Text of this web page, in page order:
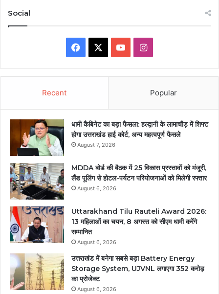
Social
Facebook YouTubeInstagram
Recent Popular
धामी कैबिनेट का बड़ा फैसला: हल्द्वानी के लामाचौड़ में शिफ्ट
होगा उत्तराखंड हाई कोर्ट, अन्य महत्वपूर्ण फैसले
August 7, 2026
MDDA बोर्ड की बैठक में 25 विकास प्रस्तावों को मंजूरी,
लैंड पूलिंग से होटल-पर्यटन परियोजनाओं को मिलेगी रफ्तार
August 6, 2026
Uttarakhand Tilu Rauteli Award 2026:
13 महिलाओं का चयन, 8 अगस्त को सीएम धामी करेंगे
सम्मानित
August 6, 2026
उत्तराखंड में बनेगा सबसे बड़ा Battery Energy
Storage System, UJVNL लगाएगा 352 करोड़
का प्रोजेक्ट
August 6, 2026